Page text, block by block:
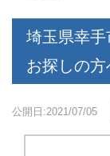
埼玉県幸
お探しの方
公開日:2021/07/05